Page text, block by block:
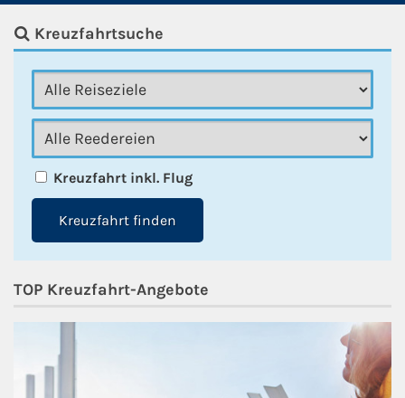
Kreuzfahrtsuche
Kreuzfahrt inkl. Flug
Kreuzfahrt finden
TOP Kreuzfahrt-Angebote